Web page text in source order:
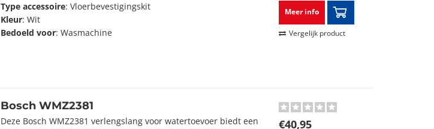
Type accessoire: Vloerbevestigingskit
Kleur: Wit
Bedoeld voor: Wasmachine
Meer info
Vergelijk product
Bosch WMZ2381
Deze Bosch WMZ2381 verlengslang voor watertoevoer biedt een
€40,95